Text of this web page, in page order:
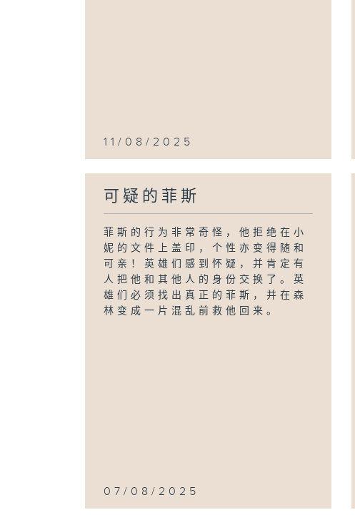
11/08/2025
可疑的菲斯
菲斯的行为非常奇怪，他拒绝在小
妮的文件上盖印，个性亦变得随和
可亲！英雄们感到怀疑，并肯定有
人把他和其他人的身份交换了。英
雄们必须找出真正的菲斯，并在森
林变成一片混乱前救他回来。
07/08/2025